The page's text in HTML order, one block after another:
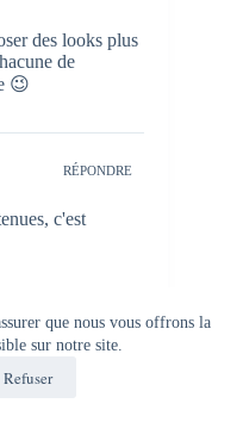
que nous vous offrons la
sur notre site.
Refuser
des looks plus
de
😉
RÉPONDRE
c'est
RÉPONDRE
du tout mon style
oser les collants